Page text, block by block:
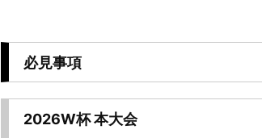
必見事項
2026W杯 本大会